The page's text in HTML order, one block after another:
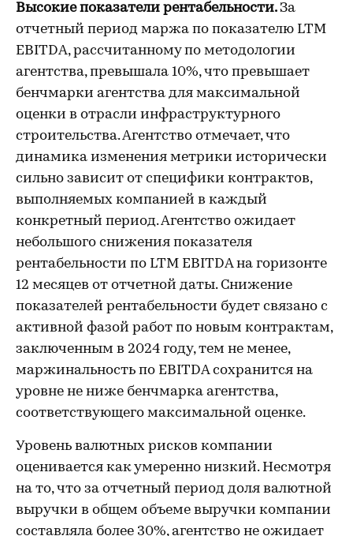
Высокие показатели рентабельности. За
отчетный период маржа по показателю LTM
EBITDA, рассчитанному по методологии
агентства, превышала 10%, что превышает
бенчмарки агентства для максимальной
оценки в отрасли инфраструктурного
строительства. Агентство отмечает, что
динамика изменения метрики исторически
сильно зависит от специфики контрактов,
выполняемых компанией в каждый
конкретный период. Агентство ожидает
небольшого снижения показателя
рентабельности по LTM EBITDA на горизонте
12 месяцев от отчетной даты. Снижение
показателей рентабельности будет связано с
активной фазой работ по новым контрактам,
заключенным в 2024 году, тем не менее,
маржинальность по EBITDA сохранится на
уровне не ниже бенчмарка агентства,
соответствующего максимальной оценке.
Уровень валютных рисков компании
оценивается как умеренно низкий. Несмотря
на то, что за отчетный период доля валютной
выручки в общем объеме выручки компании
составляла более 30%, агентство не ожидает